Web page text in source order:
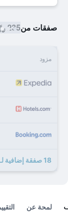
صفقات من235 ﷼
مزود
18 صفقة إضافية لـ أبارتهوتيل تورسي
لمحة عن